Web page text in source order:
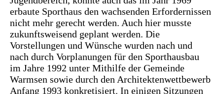
erbaute Sporthaus den wachsenden Erfordernissen
nicht mehr gerecht werden. Auch hier musste
zukunftsweisend geplant werden. Die
Vorstellungen und Wünsche wurden nach und
nach durch Vorplanungen für den Sporthausbau
im Jahre 1992 unter Mithilfe der Gemeinde
Warmsen sowie durch den Architektenwettbewerb
Anfang 1993 konkretisiert. In einigen Sitzungen